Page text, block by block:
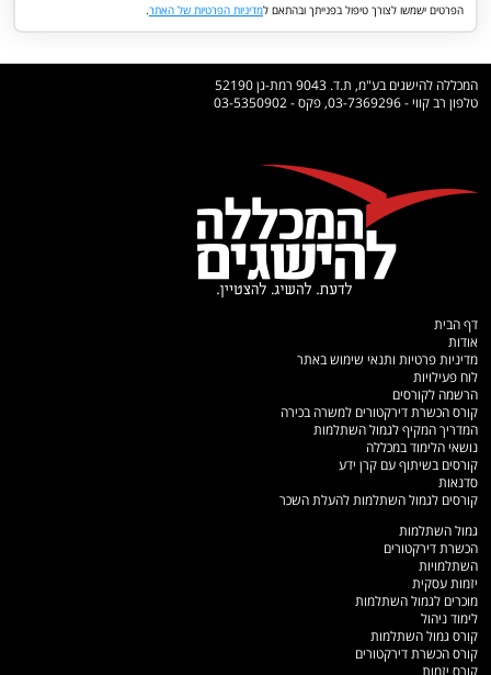
הפרטים ישמשו לצורך טיפול בפנייתך ובהתאם למדיניות הפרטיות של האתר.
המכללה להישגים בע"מ, ת.ד. 9043 רמת-גן 52190
טלפון רב קווי - 03-7369296, פקס - 03-5350902
דף הבית
אודות
מדיניות פרטיות ותנאי שימוש באתר
לוח פעילויות
הרשמה לקורסים
קורס הכשרת דירקטורים למשרה בכירה
המדריך המקיף לגמול השתלמות
נושאי הלימוד במכללה
קורסים בשיתוף עם קרן ידע
סדנאות
קורסים לגמול השתלמות להעלת השכר
גמול השתלמות
הכשרת דירקטורים
השתלמויות
יזמות עסקית
מוכרים לגמול השתלמות
לימוד ניהול
קורס גמול השתלמות
קורס הכשרת דירקטורים
קורס יזמות